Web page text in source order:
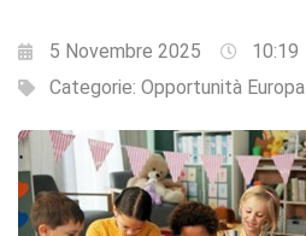
5 Novembre 2025
10:19
Categorie: Opportunità Europa